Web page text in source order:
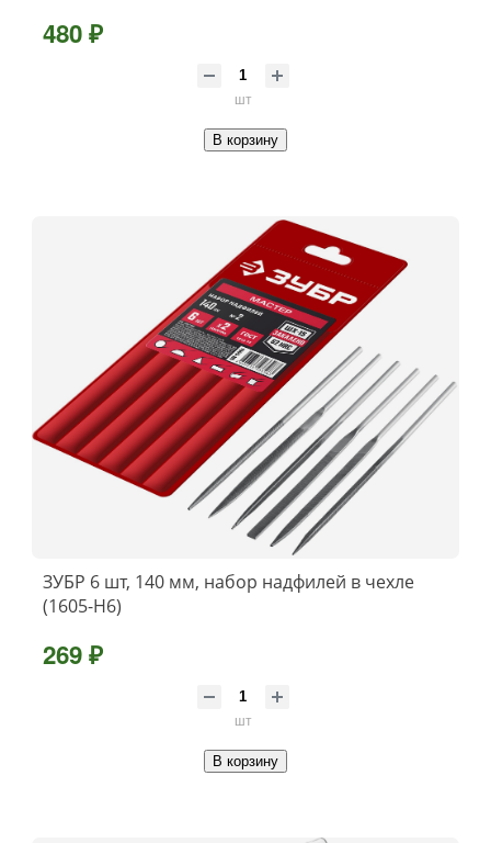
480 ₽
шт
В корзину
ЗУБР 6 шт, 140 мм, набор надфилей в чехле
(1605-H6)
269 ₽
шт
В корзину